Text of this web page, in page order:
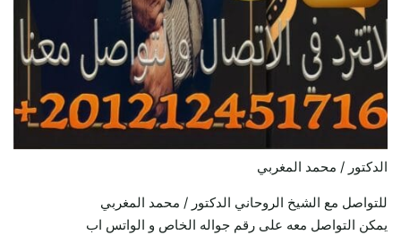
الدكتور / محمد المغربي
للتواصل مع الشيخ الروحاني الدكتور / محمد المغربي
يمكن التواصل معه على رقم جواله الخاص و الواتس اب